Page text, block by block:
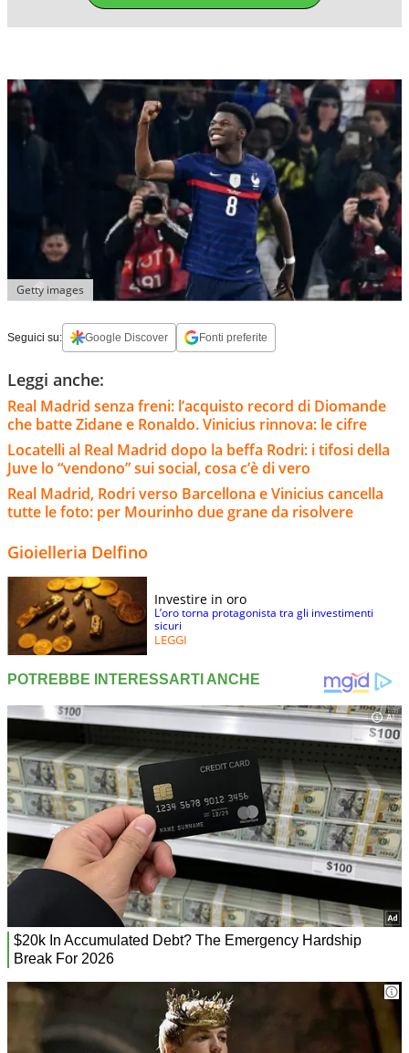
Getty images
Seguici su: Google Discover Fonti preferite
Leggi anche:
Real Madrid senza freni: l’acquisto record di Diomande
che batte Zidane e Ronaldo. Vinicius rinnova: le cifre
Locatelli al Real Madrid dopo la beffa Rodri: i tifosi della
Juve lo “vendono” sui social, cosa c’è di vero
Real Madrid, Rodri verso Barcellona e Vinicius cancella
tutte le foto: per Mourinho due grane da risolvere
Gioielleria Delfino
Investire in oro
L’oro torna protagonista tra gli investimenti
sicuri
LEGGI